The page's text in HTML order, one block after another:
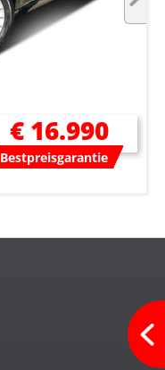
€ 16.990
Bestpreisgarantie